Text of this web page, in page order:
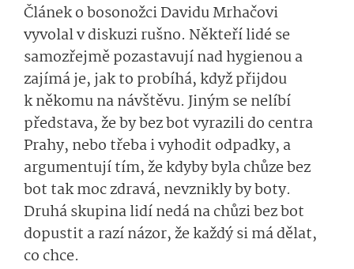
Článek o bosonožci Davidu Mrhačovi
vyvolal v diskuzi rušno. Někteří lidé se
samozřejmě pozastavují nad hygienou a
zajímá je, jak to probíhá, když přijdou
k někomu na návštěvu. Jiným se nelíbí
představa, že by bez bot vyrazili do centra
Prahy, nebo třeba i vyhodit odpadky, a
argumentují tím, že kdyby byla chůze bez
bot tak moc zdravá, nevznikly by boty.
Druhá skupina lidí nedá na chůzi bez bot
dopustit a razí názor, že každý si má dělat,
co chce.